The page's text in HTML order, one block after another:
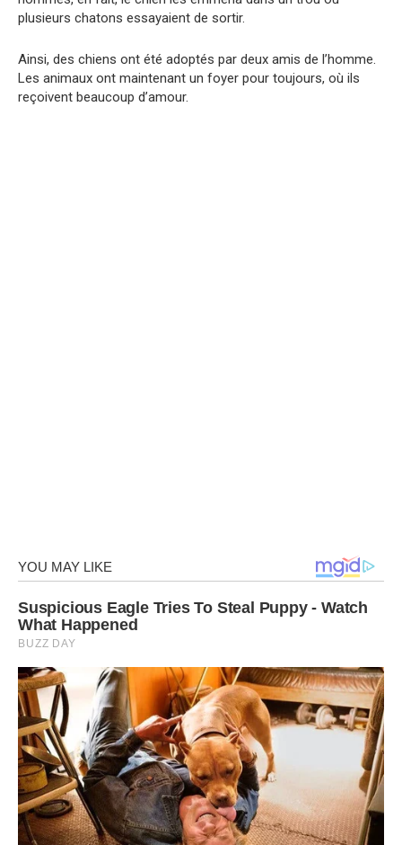
plusieurs chatons essayaient de sortir.
Ainsi, des chiens ont été adoptés par deux amis de l’homme.
Les animaux ont maintenant un foyer pour toujours, où ils
reçoivent beaucoup d’amour.